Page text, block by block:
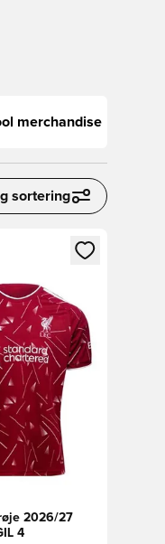
merchandise
sortering
ind eller tilmelde dig
2026/27
4